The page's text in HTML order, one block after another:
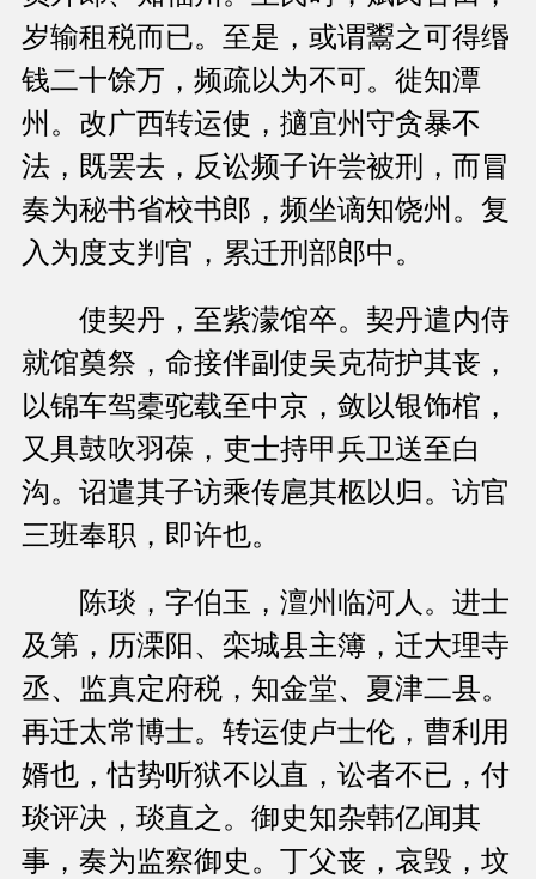
岁输租税而已。至是，或谓鬻之可得缗
钱二十馀万，频疏以为不可。徙知潭
州。改广西转运使，擿宜州守贪暴不
法，既罢去，反讼频子许尝被刑，而冒
奏为秘书省校书郎，频坐谪知饶州。复
入为度支判官，累迁刑部郎中。
使契丹，至紫濛馆卒。契丹遣内侍
就馆奠祭，命接伴副使吴克荷护其丧，
以锦车驾橐驼载至中京，敛以银饰棺，
又具鼓吹羽葆，吏士持甲兵卫送至白
沟。诏遣其子访乘传扈其柩以归。访官
三班奉职，即许也。
陈琰，字伯玉，澶州临河人。进士
及第，历溧阳、栾城县主簿，迁大理寺
丞、监真定府税，知金堂、夏津二县。
再迁太常博士。转运使卢士伦，曹利用
婿也，怙势听狱不以直，讼者不已，付
琰评决，琰直之。御史知杂韩亿闻其
事，奏为监察御史。丁父丧，哀毁，坟